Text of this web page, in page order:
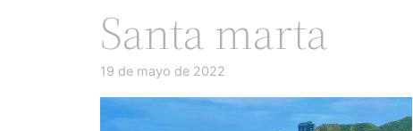
Santa marta
19 de mayo de 2022